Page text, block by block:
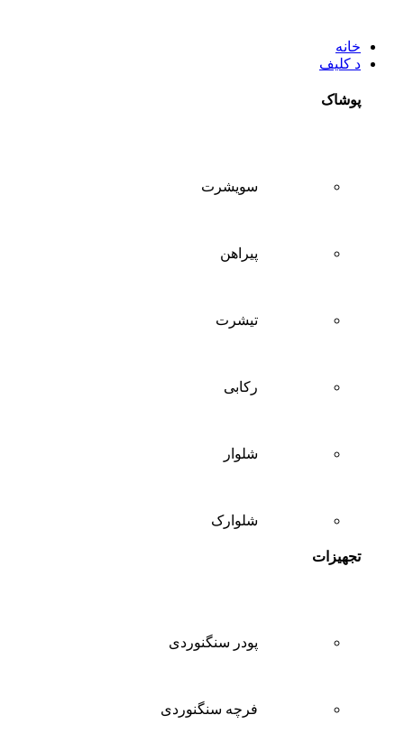
خانه
د کلیف
پوشاک
سويشرت
پیراهن
تيشرت
ركابی
شلوار
شلوارک
تجهیزات
پودر سنگنوردی
فرچه سنگنوردی